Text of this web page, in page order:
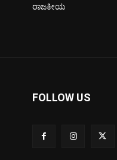
ರಾಜಕೀಯ
FOLLOW US